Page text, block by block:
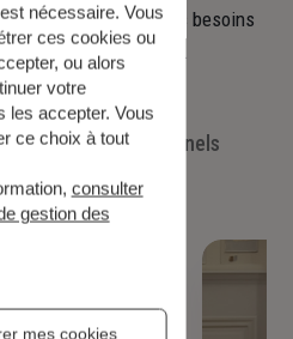
pour sécuriser vos besoins
ceux de demain.
Pour les professionnels
nécessaire. Vous
ces cookies ou
ou alors
votre
les accepter. Vous
ce choix à tout
consulter
gestion des
mes cookies